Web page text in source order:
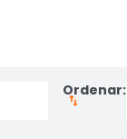
Ordenar: